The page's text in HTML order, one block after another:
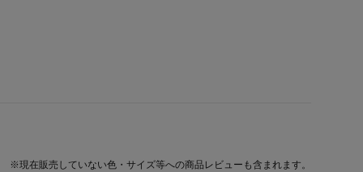
※現在販売していない色・サイズ等への商品レビューも含まれます。